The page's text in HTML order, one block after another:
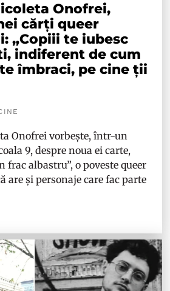
Onofrei,
cărți queer
„Copiii te iubesc
indiferent de cum
îmbraci, pe cine ții
Onofrei vorbește, într-un
9, despre noua ei carte,
frac albastru”, o poveste queer
are și personaje care fac parte